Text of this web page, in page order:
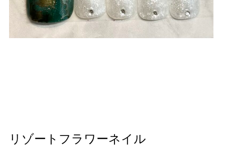
リゾートフラワーネイル